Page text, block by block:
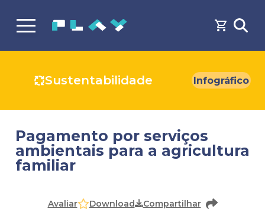
Sustentabilidade Infográfico
Pagamento por serviços
ambientais para a agricultura
familiar
Avaliar Download Compartilhar